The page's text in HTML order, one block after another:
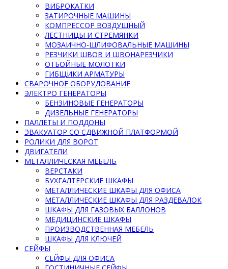
ВИБРОКАТКИ
ЗАТИРОЧНЫЕ МАШИНЫ
КОМПРЕССОР ВОЗДУШНЫЙ
ЛЕСТНИЦЫ И СТРЕМЯНКИ
МОЗАИЧНО-ШЛИФОВАЛЬНЫЕ МАШИНЫ
РЕЗЧИКИ ШВОВ И ШВОНАРЕЗЧИКИ
ОТБОЙНЫЕ МОЛОТКИ
ГИБЩИКИ АРМАТУРЫ
СВАРОЧНОЕ ОБОРУДОВАНИЕ
ЭЛЕКТРО ГЕНЕРАТОРЫ
БЕНЗИНОВЫЕ ГЕНЕРАТОРЫ
ДИЗЕЛЬНЫЕ ГЕНЕРАТОРЫ
ПАЛЛЕТЫ И ПОДДОНЫ
ЭВАКУАТОР СО СДВИЖНОЙ ПЛАТФОРМОЙ
РОЛИКИ ДЛЯ ВОРОТ
ДВИГАТЕЛИ
МЕТАЛЛИЧЕСКАЯ МЕБЕЛЬ
ВЕРСТАКИ
БУХГАЛТЕРСКИЕ ШКАФЫ
МЕТАЛЛИЧЕСКИЕ ШКАФЫ ДЛЯ ОФИСА
МЕТАЛЛИЧЕСКИЕ ШКАФЫ ДЛЯ РАЗДЕВАЛОК
ШКАФЫ ДЛЯ ГАЗОВЫХ БАЛЛОНОВ
МЕДИЦИНСКИЕ ШКАФЫ
ПРОИЗВОДСТВЕННАЯ МЕБЕЛЬ
ШКАФЫ ДЛЯ КЛЮЧЕЙ
СЕЙФЫ
СЕЙФЫ ДЛЯ ОФИСА